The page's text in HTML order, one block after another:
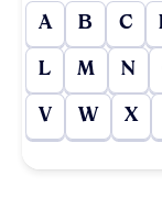
A B C
L M N
V W X